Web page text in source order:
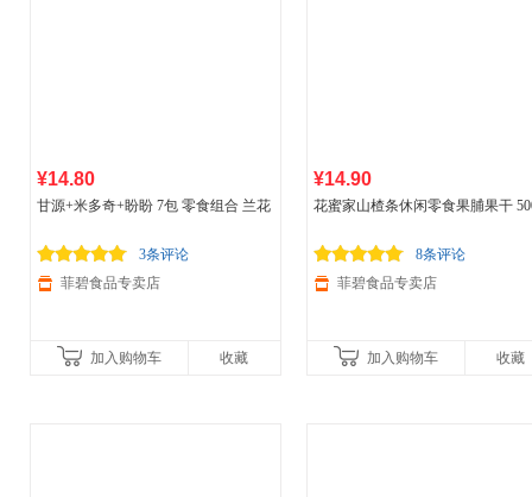
¥14.80
甘源+米多奇+盼盼 7包 零食组合 兰花
03g）
3条评论
菲碧食品专卖店
加入购物车 收藏
¥14.90
花蜜家山楂条休闲零食果脯果干
8条评论
菲碧食品专卖店
加入购物车 收藏